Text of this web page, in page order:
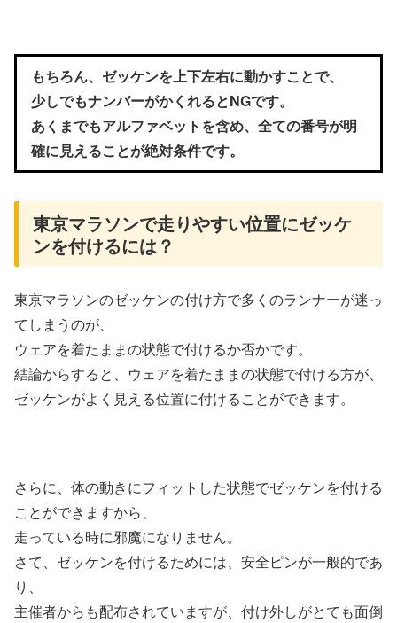
もちろん、ゼッケンを上下左右に動かすことで、
少しでもナンバーがかくれるとNGです。
あくまでもアルファベットを含め、全ての番号が明
確に見えることが絶対条件です。
東京マラソンで走りやすい位置にゼッケ
ンを付けるには？
東京マラソンのゼッケンの付け方で多くのランナーが迷っ
てしまうのが、
ウェアを着たままの状態で付けるか否かです。
結論からすると、ウェアを着たままの状態で付ける方が、
ゼッケンがよく見える位置に付けることができます。
さらに、体の動きにフィットした状態でゼッケンを付ける
ことができますから、
走っている時に邪魔になりません。
さて、ゼッケンを付けるためには、安全ピンが一般的であ
り、
主催者からも配布されていますが、付け外しがとても面倒